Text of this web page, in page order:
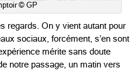
© GP
regards. On y vient autant pour
sociaux, forcément, s’en sont
mérite sans doute
notre passage, un matin vers